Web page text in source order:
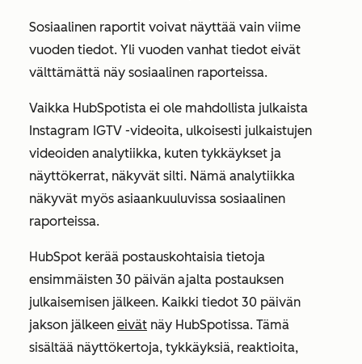
Sosiaalinen raportit voivat näyttää vain viime
vuoden tiedot. Yli vuoden vanhat tiedot eivät
välttämättä näy sosiaalinen raporteissa.
Vaikka HubSpotista ei ole mahdollista julkaista
Instagram IGTV -videoita, ulkoisesti julkaistujen
videoiden analytiikka, kuten tykkäykset ja
näyttökerrat, näkyvät silti. Nämä analytiikka
näkyvät myös asiaankuuluvissa sosiaalinen
raporteissa.
HubSpot kerää postauskohtaisia tietoja
ensimmäisten 30 päivän ajalta postauksen
julkaisemisen jälkeen. Kaikki tiedot 30 päivän
jakson jälkeen eivät näy HubSpotissa. Tämä
sisältää näyttökertoja, tykkäyksiä, reaktioita,